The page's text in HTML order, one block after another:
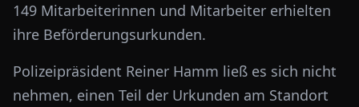
149 Mitarbeiterinnen und Mitarbeiter erhielten
ihre Beförderungsurkunden.
Polizeipräsident Reiner Hamm ließ es sich nicht
nehmen, einen Teil der Urkunden am Standort